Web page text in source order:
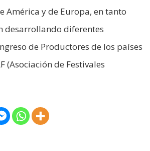
América y de Europa, en tanto
desarrollando diferentes
de Productores de los países
(Asociación de Festivales